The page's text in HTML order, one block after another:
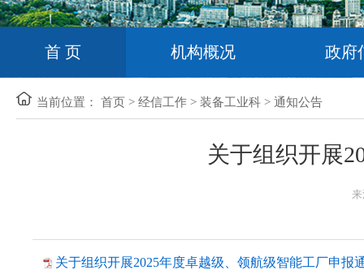
首 页 机构概况 政府
当前位置： 首页 > 经信工作 > 装备工业科 > 通知公告
关于组织开展
关于组织开展2025年度卓越级、领航级智能工厂申报